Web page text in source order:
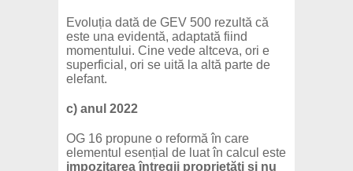
Evoluția dată de GEV 500 rezultă că
este una evidentă, adaptată fiind
momentului. Cine vede altceva, ori e
superficial, ori se uită la altă parte de
elefant.
c) anul 2022
OG 16 propune o reformă în care
elementul esențial de luat în calcul este
impozitarea întregii proprietăți și nu